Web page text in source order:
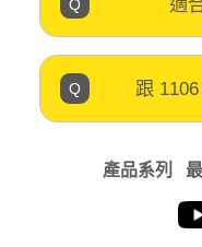
跟
產品系列